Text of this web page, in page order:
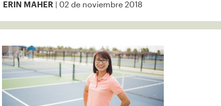
ERIN MAHER | 02 de noviembre 2018